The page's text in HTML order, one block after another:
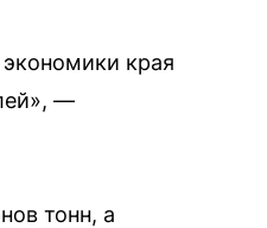
края
—
тонн, а